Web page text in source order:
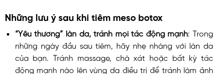
Những lưu ý sau khi tiêm meso botox
“Yêu thương” làn da, tránh mọi tác động mạnh: Trong
những ngày đầu sau tiêm, hãy nhẹ nhàng với làn da
của bạn. Tránh massage, chà xát hoặc bất kỳ tác
động mạnh nào lên vùng da điều trị để tránh làm ảnh